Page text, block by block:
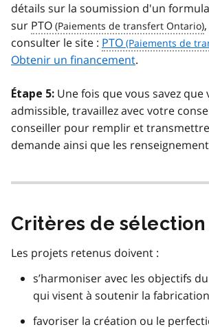
détails sur la soumission d'un
sur PTO
consulter le site : PTO
Obtenir un financement.
Étape 5: Une fois que vous savez que
admissible, travaillez avec votre
conseiller pour remplir et
demande ainsi que les
Critères de sélection
Les projets retenus doivent :
s’harmoniser avec les objectifs
qui visent à soutenir la
favoriser la création ou le